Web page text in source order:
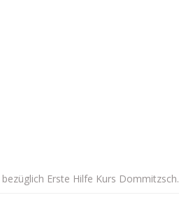
Erste Hilfe Kurs Dommitzsch.